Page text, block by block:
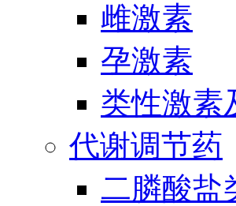
雌激素
孕激素
类性激素
代谢调节药
二膦酸盐